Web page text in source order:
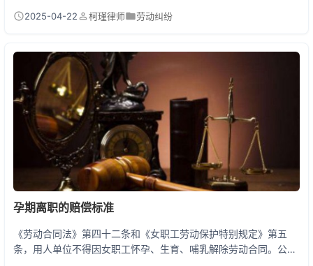
等。经济补偿金按劳动者在本单位工作年限计算，每满1年支付1个
时需结合劳动合同、工资流水、社保记录等证据综合核定。 手把手
教你算清劳动仲裁赔偿 小明在电商公司干了3年被无故...
2025-04-22 柯瑾律师 劳动纠纷
孕期离职的赔偿标准
《劳动合同法》第四十二条和《女职工劳动保护特别规定》第五
条，用人单位不得因女职工怀孕、生育、哺乳解除劳动合同。公司